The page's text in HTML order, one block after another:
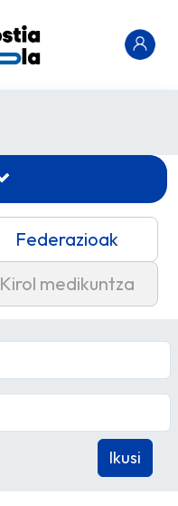
Federazioak
Kirol medikuntza